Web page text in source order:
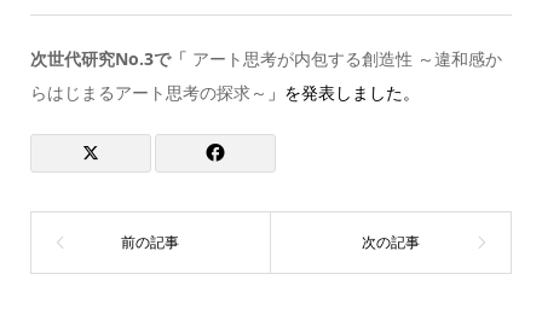
次世代研究No.3で「 アート思考が内包する創造性 ～違和感か
らはじまるアート思考の探求～ 」を発表しました。